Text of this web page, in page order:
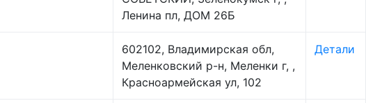
Ленина пл, ДОМ 26Б
602102, Владимирская обл,
Меленковский р-н, Меленки г, ,
Красноармейская ул, 102
Детали